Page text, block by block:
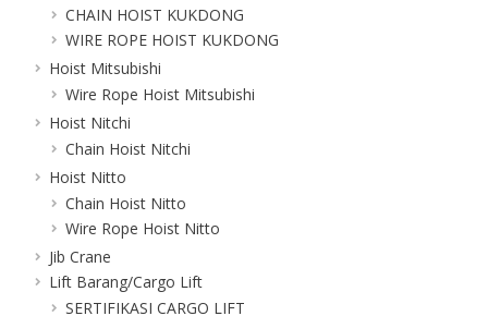
CHAIN HOIST KUKDONG
WIRE ROPE HOIST KUKDONG
Hoist Mitsubishi
Wire Rope Hoist Mitsubishi
Hoist Nitchi
Chain Hoist Nitchi
Hoist Nitto
Chain Hoist Nitto
Wire Rope Hoist Nitto
Jib Crane
Lift Barang/Cargo Lift
SERTIFIKASI CARGO LIFT